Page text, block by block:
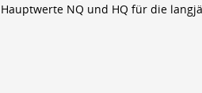
Hauptwerte NQ und HQ für die